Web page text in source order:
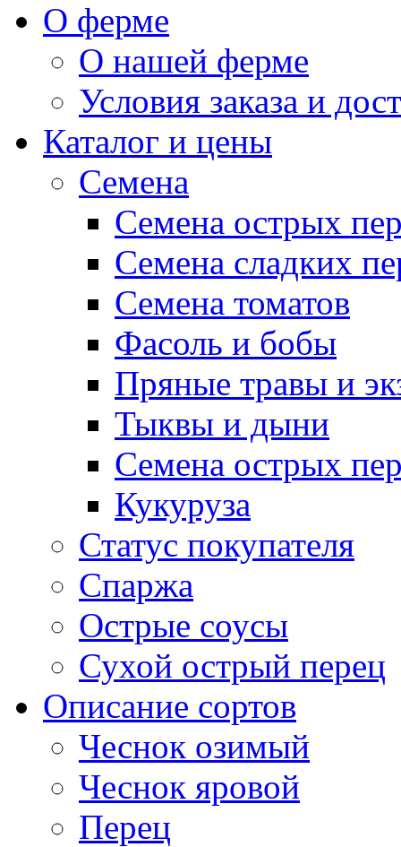
О ферме
О нашей ферме
Условия заказа и
Каталог и цены
Семена
Семена острых
Семена сладких
Семена томатов
Фасоль и бобы
Пряные травы и
Тыквы и дыни
Семена острых
Кукуруза
Статус покупателя
Спаржа
Острые соусы
Сухой острый перец
Описание сортов
Чеснок озимый
Чеснок яровой
Перец